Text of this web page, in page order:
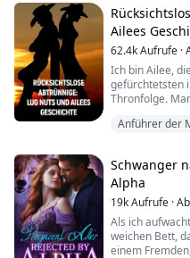
nicht getan,
schwanger
F...
Ailees
62.4kAufrufe ·
Ich bin Ailee,
gefürchtetsten
Thronfolge.
Ich bin zu den
ihm oder
m...
Anführer der
Schwanger
Alpha
19kAufrufe ·
Als ich
weichen Bett,
einem